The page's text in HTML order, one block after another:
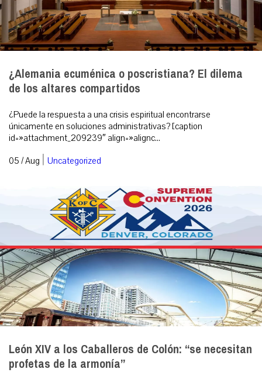
¿Alemania ecuménica o poscristiana? El dilema
de los altares compartidos
¿Puede la respuesta a una crisis espiritual encontrarse
únicamente en soluciones administrativas? [caption
id=»attachment_209239″ align=»alignc...
05 / Aug | Uncategorized
León XIV a los Caballeros de Colón: “se necesitan
profetas de la armonía”